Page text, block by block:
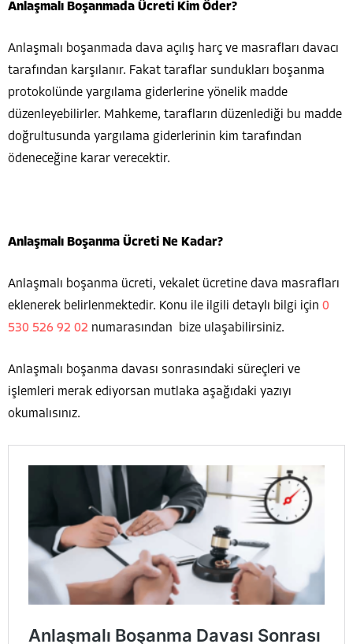
Anlaşmalı Boşanmada Ücreti Kim Öder?
Anlaşmalı boşanmada dava açılış harç ve masrafları davacı
tarafından karşılanır. Fakat taraflar sundukları boşanma
protokolünde yargılama giderlerine yönelik madde
düzenleyebilirler. Mahkeme, tarafların düzenlediği bu madde
doğrultusunda yargılama giderlerinin kim tarafından
ödeneceğine karar verecektir.
Anlaşmalı Boşanma Ücreti Ne Kadar?
Anlaşmalı boşanma ücreti, vekalet ücretine dava masrafları
eklenerek belirlenmektedir. Konu ile ilgili detaylı bilgi için 0
530 526 92 02 numarasından bize ulaşabilirsiniz.
Anlaşmalı boşanma davası sonrasındaki süreçleri ve
işlemleri merak ediyorsan mutlaka aşağıdaki yazıyı
okumalısınız.